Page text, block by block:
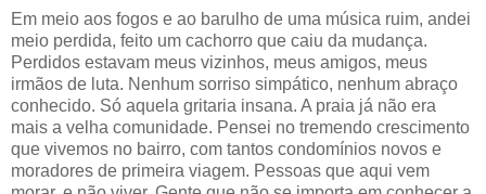
Em meio aos fogos e ao barulho de uma música ruim, andei
meio perdida, feito um cachorro que caiu da mudança.
Perdidos estavam meus vizinhos, meus amigos, meus
irmãos de luta. Nenhum sorriso simpático, nenhum abraço
conhecido. Só aquela gritaria insana. A praia já não era
mais a velha comunidade. Pensei no tremendo crescimento
que vivemos no bairro, com tantos condomínios novos e
moradores de primeira viagem. Pessoas que aqui vem